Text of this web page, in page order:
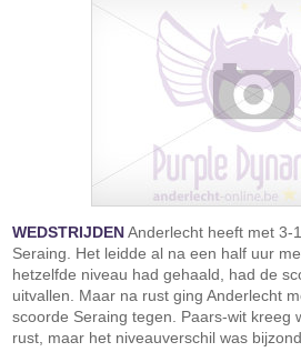
WEDSTRIJDENAnderlecht heeft met 3-
Seraing. Het leidde al na een half uur
hetzelfde niveau had gehaald, had de
uitvallen. Maar na rust ging Anderlecht
scoorde Seraing tegen. Paars-wit kreeg
rust, maar het niveauverschil was